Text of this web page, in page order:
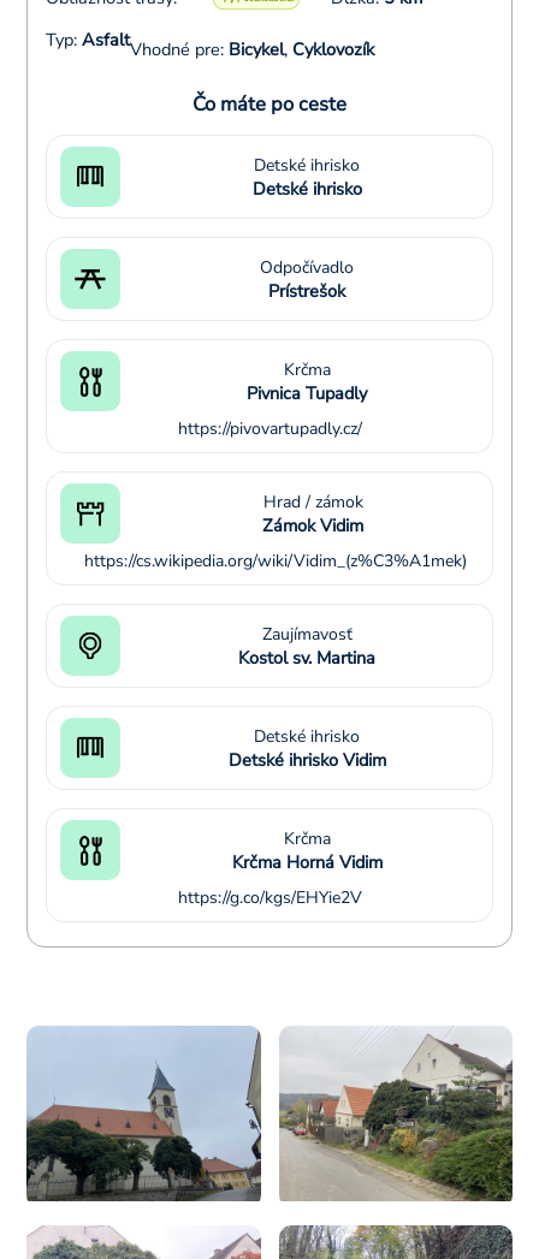
Typ: AsfaltVhodné pre: Bicykel, Cyklovozík
Čo máte po ceste
Detské ihrisko
Detské ihrisko
Odpočívadlo
Prístrešok
Krčma
Pivnica Tupadly
https://pivovartupadly.cz/
Hrad / zámok
Zámok Vidim
https://cs.wikipedia.org/wiki/Vidim_(z%C3%A1mek)
Zaujímavosť
Kostol sv. Martina
Detské ihrisko
Detské ihrisko Vidim
Krčma
Krčma Horná Vidim
https://g.co/kgs/EHYie2V